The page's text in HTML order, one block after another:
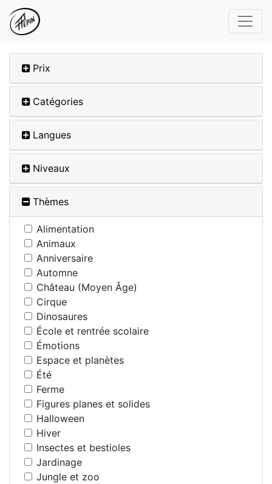
Prix
Catégories
Langues
Niveaux
Thèmes
Alimentation
Animaux
Anniversaire
Automne
Château (Moyen Âge)
Cirque
Dinosaures
École et rentrée scolaire
Émotions
Espace et planètes
Été
Ferme
Figures planes et solides
Halloween
Hiver
Insectes et bestioles
Jardinage
Jungle et zoo